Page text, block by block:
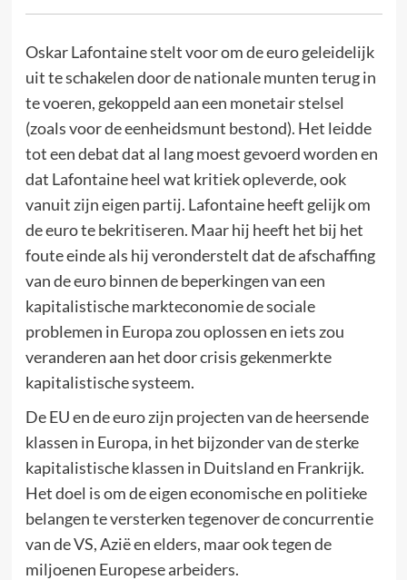
Oskar Lafontaine stelt voor om de euro geleidelijk
uit te schakelen door de nationale munten terug in
te voeren, gekoppeld aan een monetair stelsel
(zoals voor de eenheidsmunt bestond). Het leidde
tot een debat dat al lang moest gevoerd worden en
dat Lafontaine heel wat kritiek opleverde, ook
vanuit zijn eigen partij. Lafontaine heeft gelijk om
de euro te bekritiseren. Maar hij heeft het bij het
foute einde als hij veronderstelt dat de afschaffing
van de euro binnen de beperkingen van een
kapitalistische markteconomie de sociale
problemen in Europa zou oplossen en iets zou
veranderen aan het door crisis gekenmerkte
kapitalistische systeem.
De EU en de euro zijn projecten van de heersende
klassen in Europa, in het bijzonder van de sterke
kapitalistische klassen in Duitsland en Frankrijk.
Het doel is om de eigen economische en politieke
belangen te versterken tegenover de concurrentie
van de VS, Azië en elders, maar ook tegen de
miljoenen Europese arbeiders.